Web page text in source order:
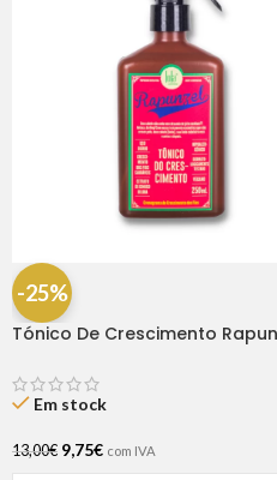
-25%
Tónico De Crescimento
Em stock
13,00€ 9,75€ com IVA